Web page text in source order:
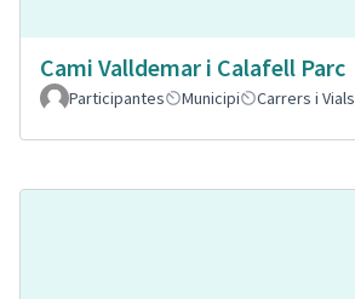
Cami Valldemar i Calafell Parc
Participantes
Municipi Carrers i Vials